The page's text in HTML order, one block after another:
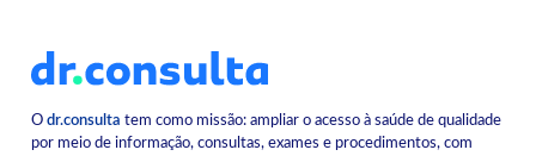
Odr.consulta tem como missão: ampliar o acesso à saúde de qualidade
por meio de informação, consultas, exames e procedimentos, com